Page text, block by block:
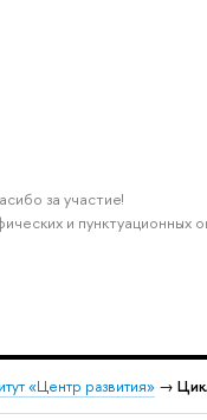
за участие!
и пунктуационных
«Центр развития» →